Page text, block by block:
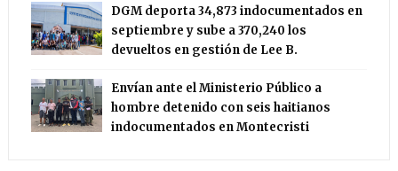
DGM deporta 34,873 indocumentados en
septiembre y sube a 370,240 los
devueltos en gestión de Lee B.
Envían ante el Ministerio Público a
hombre detenido con seis haitianos
indocumentados en Montecristi